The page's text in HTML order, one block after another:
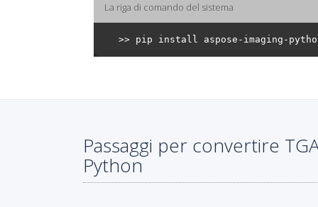
La riga di comando del sistema
Passaggi per convertire
Python